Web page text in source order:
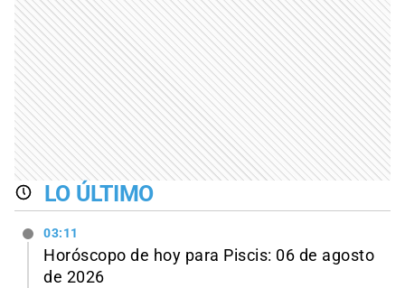
LO ÚLTIMO
03:11
Horóscopo de hoy para Piscis: 06 de agosto
de 2026